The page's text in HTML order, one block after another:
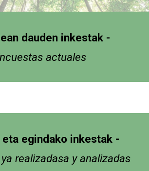
dauden inkestak -
actuales
egindako inkestak -
realizadasa y analizadas